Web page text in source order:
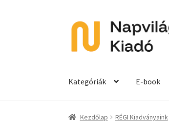
Ugrás
navigációhoz
Kilépés
tartalomba
Kategóriák E-book
Kezdőlap RÉGI Kiadványaink